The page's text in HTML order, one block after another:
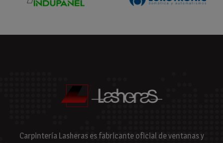
Carpintería Lasheras es fabricante oficial de ventanas y